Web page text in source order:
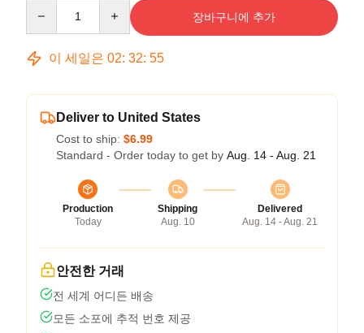
장바구니에 추가
이 세일은 02: 32: 54
Deliver to United States
Cost to ship: $6.99
Standard - Order today to get by Aug. 14 - Aug. 21
Production
Today
Shipping
Aug. 10
Delivered
Aug. 14 - Aug. 21
안전한 거래
전 세계 어디든 배송
모든 소포에 추적 번호 제공